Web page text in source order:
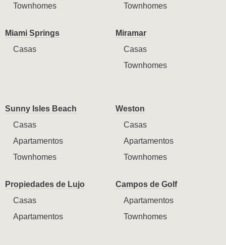
Townhomes
Townhomes
Miami Springs
Casas
Miramar
Casas
Townhomes
Sunny Isles Beach
Casas
Apartamentos
Townhomes
Weston
Casas
Apartamentos
Townhomes
Propiedades de Lujo
Casas
Apartamentos
Campos de Golf
Apartamentos
Townhomes